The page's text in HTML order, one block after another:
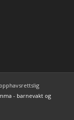
- barnevakt og